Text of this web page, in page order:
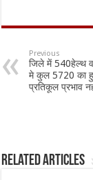
e
b
o
o
at
sA
p
p
Previous
जिले में 540हेल्थ
मे कुल 5720 का
प्रतिकूल प्रभाव
Related Articles